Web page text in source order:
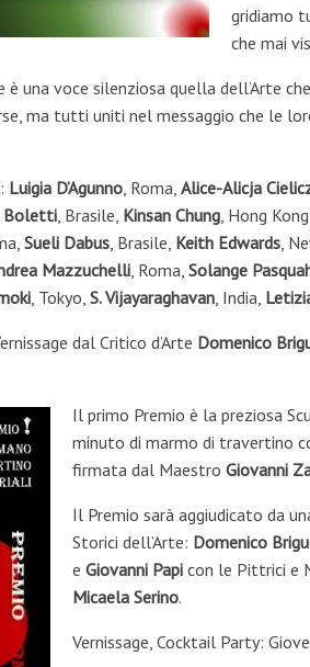
gridiamo
che mai
è una voce silenziosa quella dell’Arte
ma tutti uniti nel messaggio che le
Luigia D’Agunno, Roma, Alice-Alicja
Boletti, Brasile, Kinsan Chung, Hong
Sueli Dabus, Brasile, Keith Edwards,
Mazzuchelli, Roma, Solange
, Tokyo, S. Vijayaraghavan, India,
dal Critico d’Arte Domenico
Il primo Premio è la preziosa
minuto di marmo di travertino
firmata dal Maestro Giovanni
Il Premio sarà aggiudicato da
Storici dell’Arte: Domenico
e Giovanni Papi con le Pittrici e
Micaela Serino.
Vernissage, Cocktail Party: